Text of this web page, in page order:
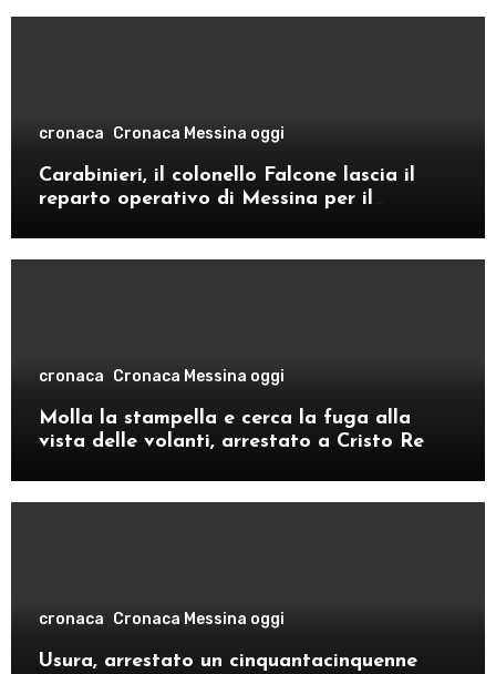
cronaca Cronaca Messina oggi
Carabinieri, il colonello Falcone lascia il
reparto operativo di Messina per il
cronaca Cronaca Messina oggi
Molla la stampella e cerca la fuga alla
vista delle volanti, arrestato a Cristo Re
cronaca Cronaca Messina oggi
Usura, arrestato un cinquantacinquenne